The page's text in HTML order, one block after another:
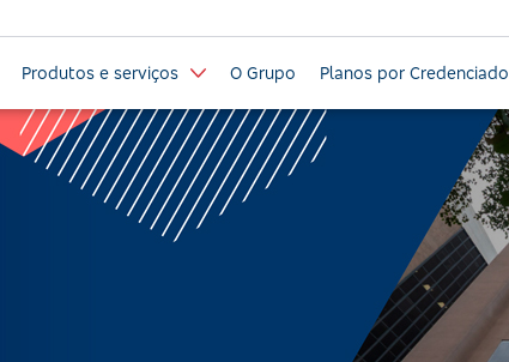
Produtos e serviços O Grupo Planos por Credenciado